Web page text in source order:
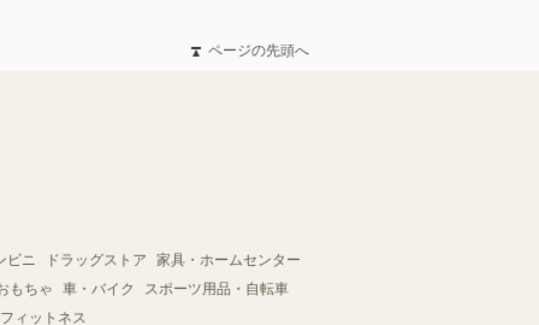
ページの先頭へ
ビニ ドラッグストア
家具・ホームセンター
もちゃ
車・バイク
スポーツ用品・自転車
ィットネス